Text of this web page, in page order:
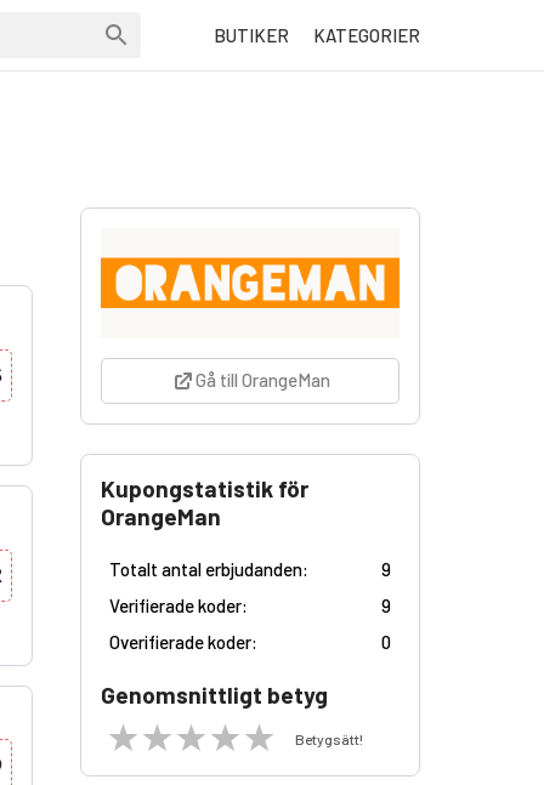
BUTIKER KATEGORIER
Gå till OrangeMan
Kupongstatistik för
OrangeMan
Totalt antal erbjudanden:
9
Verifierade koder:
9
Overifierade koder:
0
Genomsnittligt betyg
Betygsätt!